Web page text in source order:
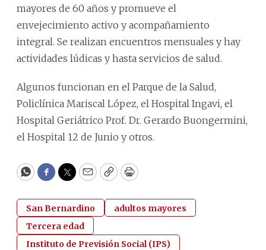
mayores de 60 años y promueve el
envejecimiento activo y acompañamiento
integral. Se realizan encuentros mensuales y hay
actividades lúdicas y hasta servicios de salud.
Algunos funcionan en el Parque de la Salud,
Policlínica Mariscal López, el Hospital Ingavi, el
Hospital Geriátrico Prof. Dr. Gerardo Buongermini,
el Hospital 12 de Junio y otros.
WhatsApp
Facebook
Twitter
EmailCopyPrint
San Bernardino
adultos mayores
Tercera edad
Instituto de Previsión Social (IPS)